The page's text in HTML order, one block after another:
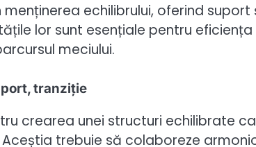
echilibrului, oferind suport
lor sunt esențiale pentru eficiența
meciului.
tranziție
crearea unei structuri echilibrate
trebuie să colaboreze